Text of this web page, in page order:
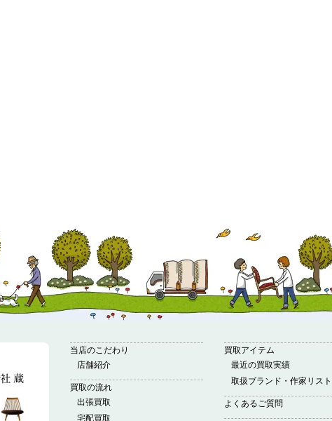
当店のこだわり
店舗紹介
買取の流れ
出張買取
宅配買取
買取アイテム
最近の買取実績
取扱ブランド・作家リスト
よくあるご質問